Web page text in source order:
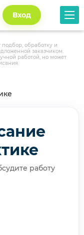
Вход
обработку и
заказчиком.
работой, но может
работу